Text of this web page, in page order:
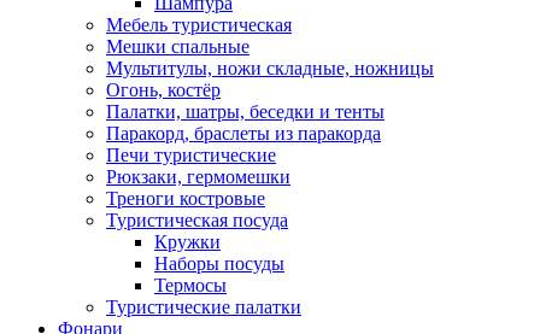
Мебель туристическая
Мешки спальные
Мультитулы, ножи складные, ножницы
Огонь, костёр
Палатки, шатры, беседки и тенты
Паракорд, браслеты из паракорда
Печи туристические
Рюкзаки, гермомешки
Треноги костровые
Туристическая посуда
Кружки
Наборы посуды
Термосы
Туристические палатки
Фонари